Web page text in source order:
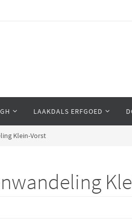
LAAKDALS ERFGOED
Klein-Vorst